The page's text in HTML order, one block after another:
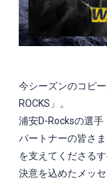
今シーズンのコピ
ROCKS」。
浦安D-Rocksの選手
パートナーの皆さ
を支えてくださる
決意を込めたメッセ